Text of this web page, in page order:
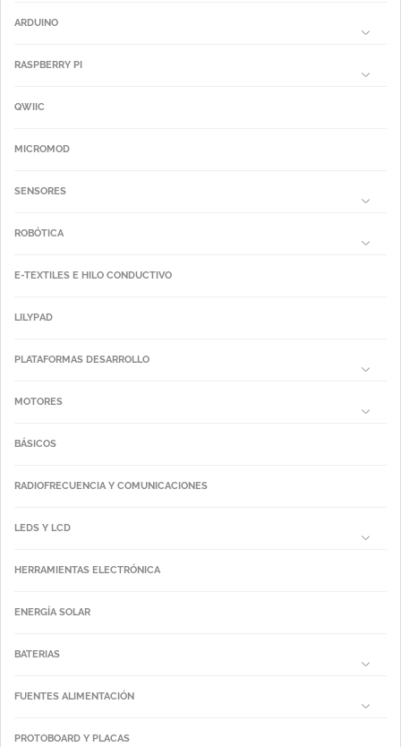
ARDUINO
RASPBERRY PI
QWIIC
MICROMOD
SENSORES
ROBÓTICA
E-TEXTILES E HILO CONDUCTIVO
LILYPAD
PLATAFORMAS DESARROLLO
MOTORES
BÁSICOS
RADIOFRECUENCIA Y COMUNICACIONES
LEDS Y LCD
HERRAMIENTAS ELECTRÓNICA
ENERGÍA SOLAR
BATERIAS
FUENTES ALIMENTACIÓN
PROTOBOARD Y PLACAS